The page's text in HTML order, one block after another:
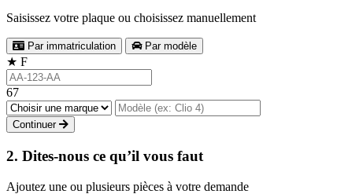
Saisissez votre plaque ou choisissez manuellement
Par immatriculation Par modèle
★ F
67
Continuer
2. Dites-nous ce qu’il vous faut
Ajoutez une ou plusieurs pièces à votre demande